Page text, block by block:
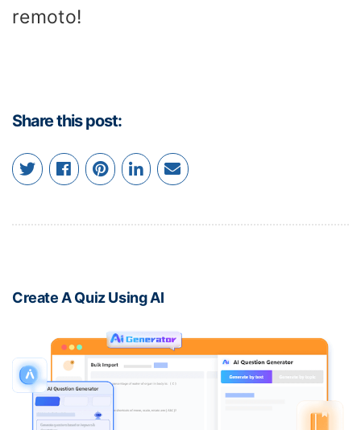
remoto!
Share this post:
Create A Quiz Using AI